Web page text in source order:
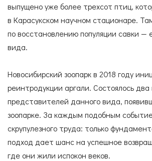
выпущено уже более трехсот птиц,
в Карасукском научном стационаре.
по восстановлению популяции савки —
вида.
Новосибирский зоопарк в 2018 году
реинтродукции аргали. Состоялось
представителей данного вида,
зоопарке. За каждым подобным
скрупулезного труда: только
подход дает шанс на успешное
где они жили испокон веков.